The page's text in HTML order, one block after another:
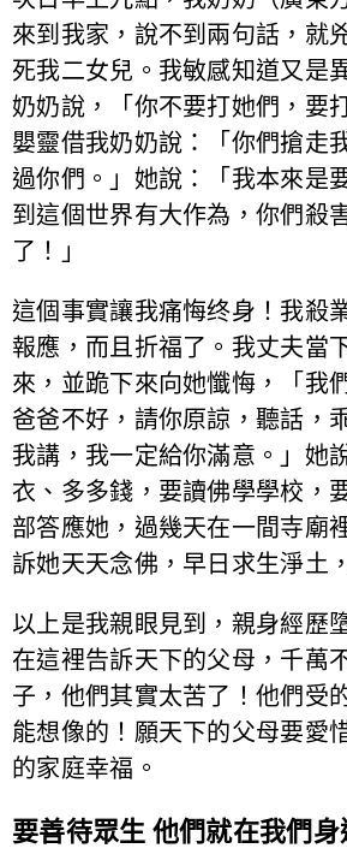
來到我家，說不到兩句話，就
死我二女兒。我敏感知道又是
奶奶說，「你不要打她們，要
嬰靈借我奶奶說：「你們搶走
過你們。」她說：「我本來是
到這個世界有大作為，你們殺
了！」
這個事實讓我痛悔终身！我殺
報應，而且折福了。我丈夫當
來，並跪下來向她懺悔，「我
爸爸不好，請你原諒，聽話，
我講，我一定給你滿意。」她
衣、多多錢，要讀佛學學校，
部答應她，過幾天在一間寺廟
訴她天天念佛，早日求生淨土
以上是我親眼見到，親身經歷
在這裡告訴天下的父母，千萬
子，他們其實太苦了！他們受
能想像的！願天下的父母要愛
的家庭幸福。
要善待眾生 他們就在我們身